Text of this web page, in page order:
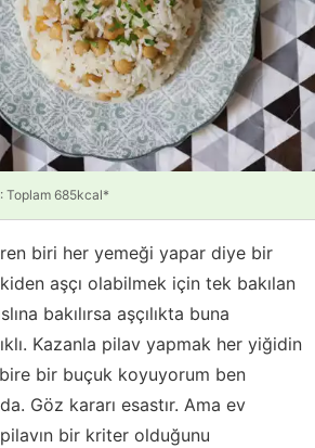
: Toplam 685kcal*
biri her yemeği yapar diye bir
aşçı olabilmek için tek bakılan
bakılırsa aşçılıkta buna
Kazanla pilav yapmak her yiğidin
bir buçuk koyuyorum ben
Göz kararı esastır. Ama ev
bir kriter olduğunu